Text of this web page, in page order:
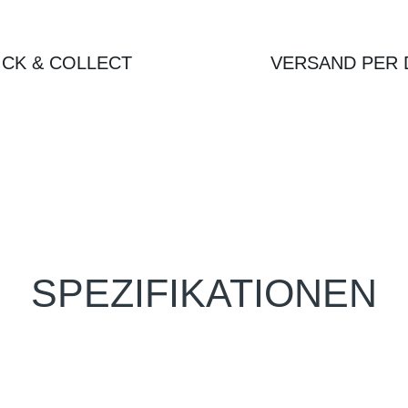
& COLLECT VERSAND PER
SPEZIFIKATIONEN